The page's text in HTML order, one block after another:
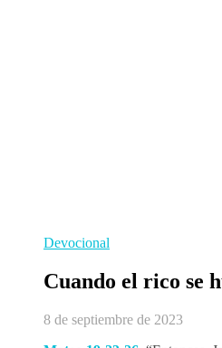
Devocional
Cuando el rico se
8 de septiembre de 2023